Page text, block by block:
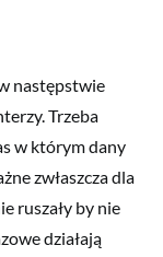
następstwie
Trzeba
w którym dany
zwłaszcza dla
ruszały by nie
działają